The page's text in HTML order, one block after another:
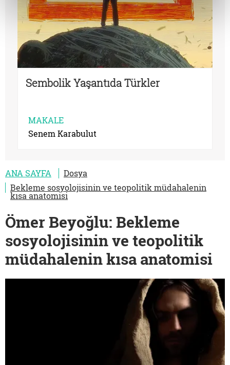
Sembolik Yaşantıda Türkler
MAKALE
Senem Karabulut
ANA SAYFA
Dosya
Bekleme sosyolojisinin ve teopolitik müdahalenin
kısa anatomisi
Ömer Beyoğlu: Bekleme
sosyolojisinin ve teopolitik
müdahalenin kısa anatomisi